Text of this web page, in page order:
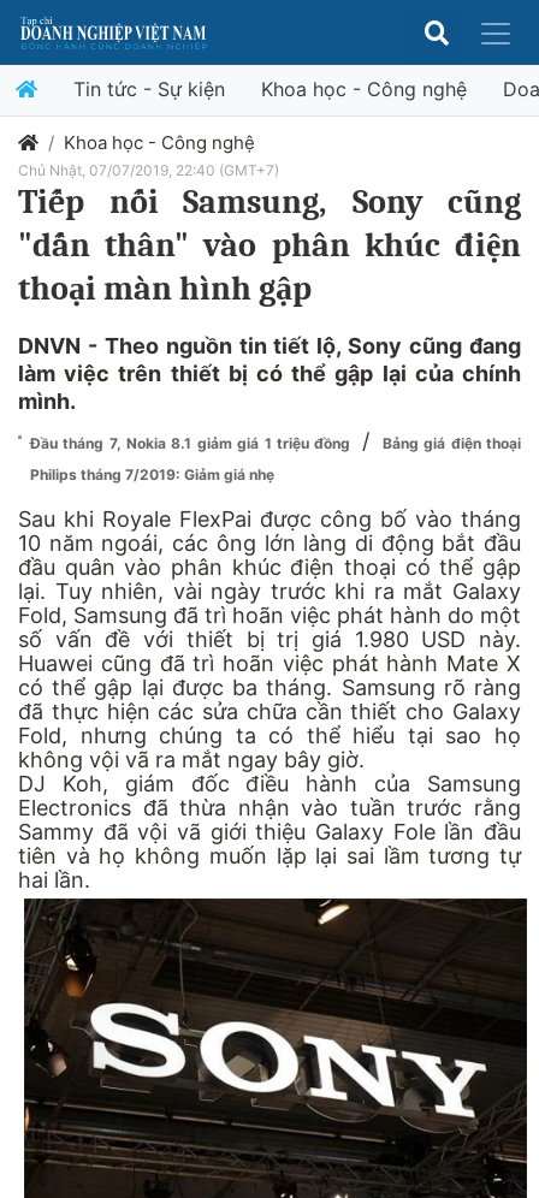
Tin tức - Sự kiện Khoa học - Công nghệ
Khoa học - Công nghệ
Chủ Nhật, 07/07/2019, 22:40 (GMT+7)
Tiếp nối Samsung, Sony cũng
"dấn thân" vào phân khúc điện
thoại màn hình gập
DNVN - Theo nguồn tin tiết lộ, Sony cũng đang
làm việc trên thiết bị có thể gập lại của chính
mình.
Đầu tháng 7, Nokia 8.1 giảm giá 1 triệu đồng /
Bảng giá điện thoại
Philips tháng 7/2019: Giảm giá nhẹ
Sau khi Royale FlexPai được công bố vào tháng
10 năm ngoái, ​​các ông lớn làng di động bắt đầu
đầu quân vào phân khúc điện thoại có thể gập
lại. Tuy nhiên, vài ngày trước khi ra mắt Galaxy
Fold, Samsung đã trì hoãn việc phát hành do một
số vấn đề với thiết bị trị giá 1.980 USD này.
Huawei cũng đã trì hoãn việc phát hành Mate X
có thể gập lại được ba tháng. Samsung rõ ràng
đã thực hiện các sửa chữa cần thiết cho Galaxy
Fold, nhưng chúng ta có thể hiểu tại sao họ
không vội vã ra mắt ngay bây giờ.
DJ Koh, giám đốc điều hành của Samsung
Electronics đã thừa nhận vào tuần trước rằng
Sammy đã vội vã giới thiệu Galaxy Fole lần đầu
tiên và họ không muốn lặp lại sai lầm tương tự
hai lần.